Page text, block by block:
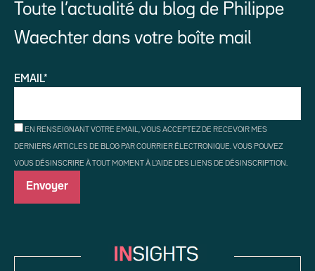
Toute l’actualité du blog de Philippe
Waechter dans votre boîte mail
EMAIL*
EN RENSEIGNANT VOTRE EMAIL, VOUS ACCEPTEZ DE RECEVOIR MES
DERNIERS ARTICLES DE BLOG PAR COURRIER ÉLECTRONIQUE. VOUS POUVEZ
VOUS DÉSINSCRIRE À TOUT MOMENT À L'AIDE DES LIENS DE DÉSINSCRIPTION.